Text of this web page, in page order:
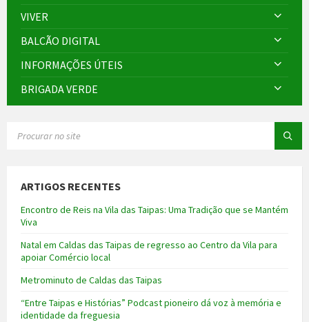
VIVER
BALCÃO DIGITAL
INFORMAÇÕES ÚTEIS
BRIGADA VERDE
ARTIGOS RECENTES
Encontro de Reis na Vila das Taipas: Uma Tradição que se Mantém
Viva
Natal em Caldas das Taipas de regresso ao Centro da Vila para
apoiar Comércio local
Metrominuto de Caldas das Taipas
“Entre Taipas e Histórias” Podcast pioneiro dá voz à memória e
identidade da freguesia